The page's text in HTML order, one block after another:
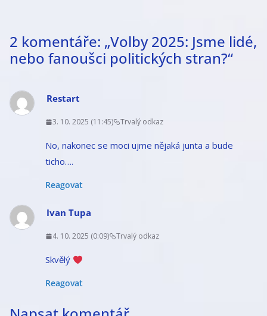
2 komentáře: „Volby 2025: Jsme lidé,
nebo fanoušci politických stran?“
Restart
3. 10. 2025 (11:45) Trvalý odkaz
No, nakonec se moci ujme nějaká junta a bude
ticho….
Reagovat
Ivan Tupa
4. 10. 2025 (0:09) Trvalý odkaz
Skvělý
Reagovat